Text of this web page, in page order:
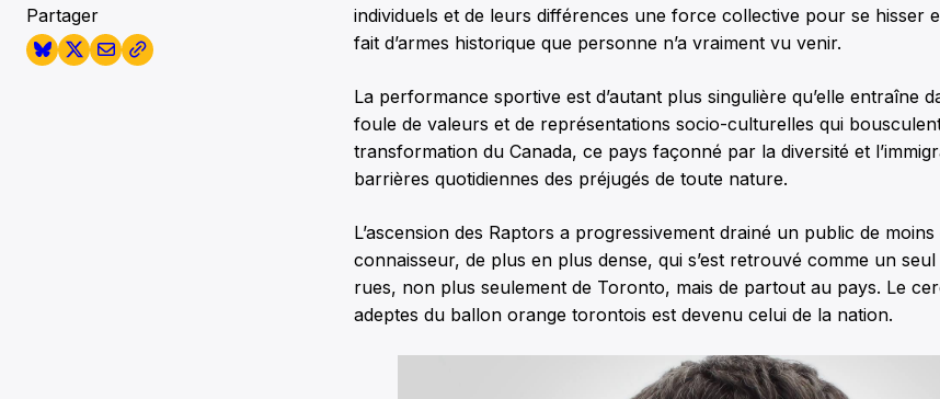
Partager
individuels et de leurs différences une force collective pour se hisser
fait d’armes historique que personne n’a vraiment vu venir.
La performance sportive est d’autant plus singulière qu’elle entraîne
foule de valeurs et de représentations socio-culturelles qui
transformation du Canada, ce pays façonné par la diversité et
barrières quotidiennes des préjugés de toute nature.
L’ascension des Raptors a progressivement drainé un public de moins
connaisseur, de plus en plus dense, qui s’est retrouvé comme un
rues, non plus seulement de Toronto, mais de partout au pays. Le
adeptes du ballon orange torontois est devenu celui de la nation.